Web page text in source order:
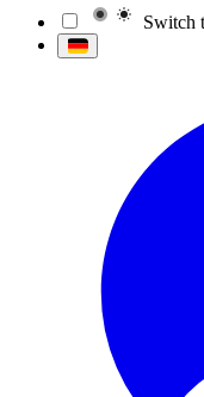
Switch